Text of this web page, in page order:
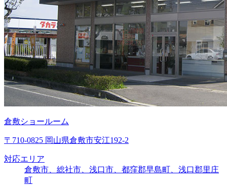
倉敷ショールーム
〒710-0825 岡山県倉敷市安江192-2
対応エリア
倉敷市、総社市、浅口市、都窪郡早島町、浅口郡里庄
町